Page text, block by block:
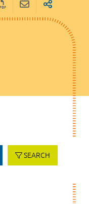
SEARCH